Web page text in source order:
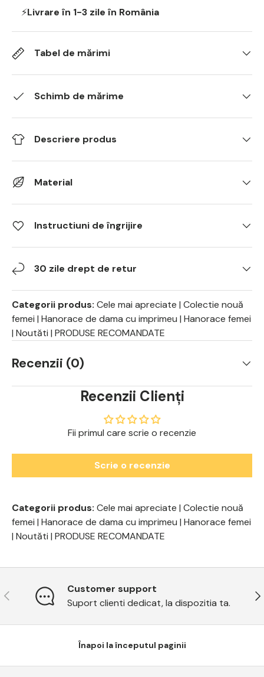
⚡Livrare în 1-3 zile în România
Tabel de mărimi
Schimb de mărime
Descriere produs
Material
Instructiuni de îngrijire
30 zile drept de retur
Categorii produs: Cele mai apreciate | Colectie nouă
femei | Hanorace de dama cu imprimeu | Hanorace femei
| Noutăti | PRODUSE RECOMANDATE
Recenzii (0)
Recenzii Clienți
Fii primul care scrie o recenzie
Scrie o recenzie
Categorii produs: Cele mai apreciate | Colectie nouă
femei | Hanorace de dama cu imprimeu | Hanorace femei
| Noutăti | PRODUSE RECOMANDATE
Previous
Customer support
Suport clienti dedicat, la dispozitia ta.
Înapoi la începutul paginii